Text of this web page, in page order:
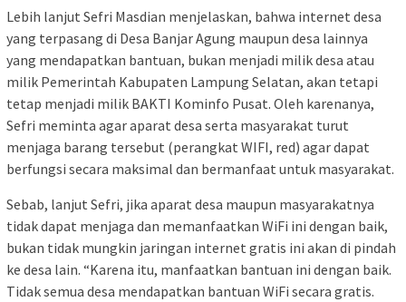
Lebih lanjut Sefri Masdian menjelaskan, bahwa internet desa
yang terpasang di Desa Banjar Agung maupun desa lainnya
yang mendapatkan bantuan, bukan menjadi milik desa atau
milik Pemerintah Kabupaten Lampung Selatan, akan tetapi
tetap menjadi milik BAKTI Kominfo Pusat. Oleh karenanya,
Sefri meminta agar aparat desa serta masyarakat turut
menjaga barang tersebut (perangkat WIFI, red) agar dapat
berfungsi secara maksimal dan bermanfaat untuk masyarakat.
Sebab, lanjut Sefri, jika aparat desa maupun masyarakatnya
tidak dapat menjaga dan memanfaatkan WiFi ini dengan baik,
bukan tidak mungkin jaringan internet gratis ini akan di pindah
ke desa lain. “Karena itu, manfaatkan bantuan ini dengan baik.
Tidak semua desa mendapatkan bantuan WiFi secara gratis.